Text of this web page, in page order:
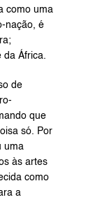
como uma
nação, é
da África.
de
que
só. Por
uma
às artes
como
a